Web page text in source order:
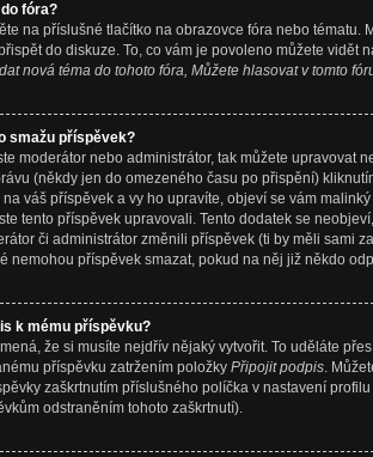
fóra?
na příslušné tlačítko na obrazovce fóra nebo tématu.
do diskuze. To, co vám je povoleno můžete vidět
nová téma do tohoto fóra, Můžete hlasovat v tomto
smažu příspěvek?
moderátor nebo administrátor, tak můžete upravovat
(někdy jen do omezeného času po přispění)
váš příspěvek a vy ho upravíte, objeví se vám
tento příspěvek upravovali. Tento dodatek se
či administrátor změnili příspěvek (ti by měli sami
nemohou příspěvek smazat, pokud na něj již někdo
k mému příspěvku?
že si musíte nejdřív nějaký vytvořit. To uděláte
příspěvku zatržením položky Připojit podpis.
zaškrtnutím příslušného políčka v nastavení
odstraněním tohoto zaškrtnutí).